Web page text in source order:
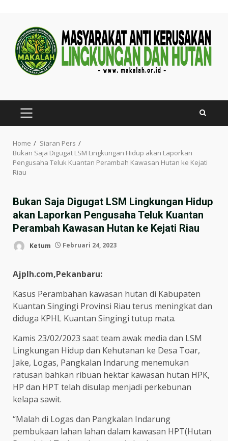
content
PRIMARY
MENU
Home
Siaran Pers
Bukan Saja Digugat LSM Lingkungan Hidup akan Laporkan
Pengusaha Teluk Kuantan Perambah Kawasan Hutan ke Kejati
Riau
Bukan Saja Digugat LSM Lingkungan Hidup
akan Laporkan Pengusaha Teluk Kuantan
Perambah Kawasan Hutan ke Kejati Riau
Ketum Februari 24, 2023
Ajplh.com,Pekanbaru:
Kasus Perambahan kawasan hutan di Kabupaten
Kuantan Singingi Provinsi Riau terus meningkat dan
diduga KPHL Kuantan Singingi tutup mata.
Kamis 23/02/2023 saat team awak media dan LSM
Lingkungan Hidup dan Kehutanan ke Desa Toar,
Jake, Logas, Pangkalan Indarung menemukan
ratusan bahkan ribuan hektar kawasan hutan HPK,
HP dan HPT telah disulap menjadi perkebunan
kelapa sawit.
“Malah di Logas dan Pangkalan Indarung
pembukaan lahan lahan dalam kawasan HPT(Hutan